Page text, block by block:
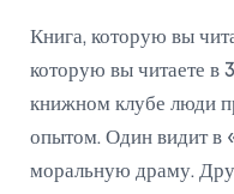
Книга, которую вы
которую вы читаете в
книжном клубе люди
опытом. Один видит в
моральную драму.